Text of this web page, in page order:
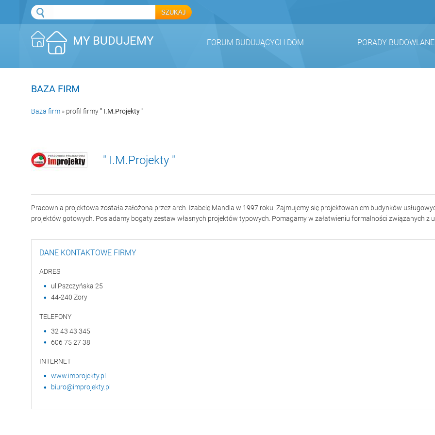
MY BUDUJEMY FORUM BUDUJĄCYCH DOM PORADY BUDOWLANE
BAZA FIRM
Baza firm » profil firmy " I.M.Projekty "
" I.M.Projekty "
Pracownia projektowa została założona przez arch. Izabelę Mandla w 1997 roku. Zajmujemy się projektowaniem budynków
projektów gotowych. Posiadamy bogaty zestaw własnych projektów typowych. Pomagamy w załatwieniu formalności związanych z
DANE KONTAKTOWE FIRMY
ADRES
ul.Pszczyńska 25
44-240 Żory
TELEFONY
32 43 43 345
606 75 27 38
INTERNET
www.improjekty.pl
biuro@improjekty.pl